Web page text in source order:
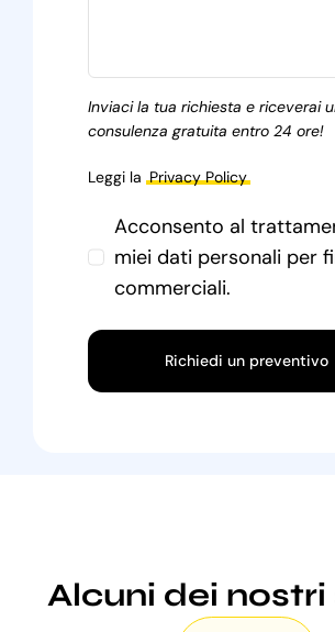
Inviaci la tua richiesta e riceverai
consulenza gratuita entro 24 ore!
Leggi la Privacy Policy
Acconsento al
miei dati personali per
commerciali.
Richiedi un preventivo
Alcuni dei nostri